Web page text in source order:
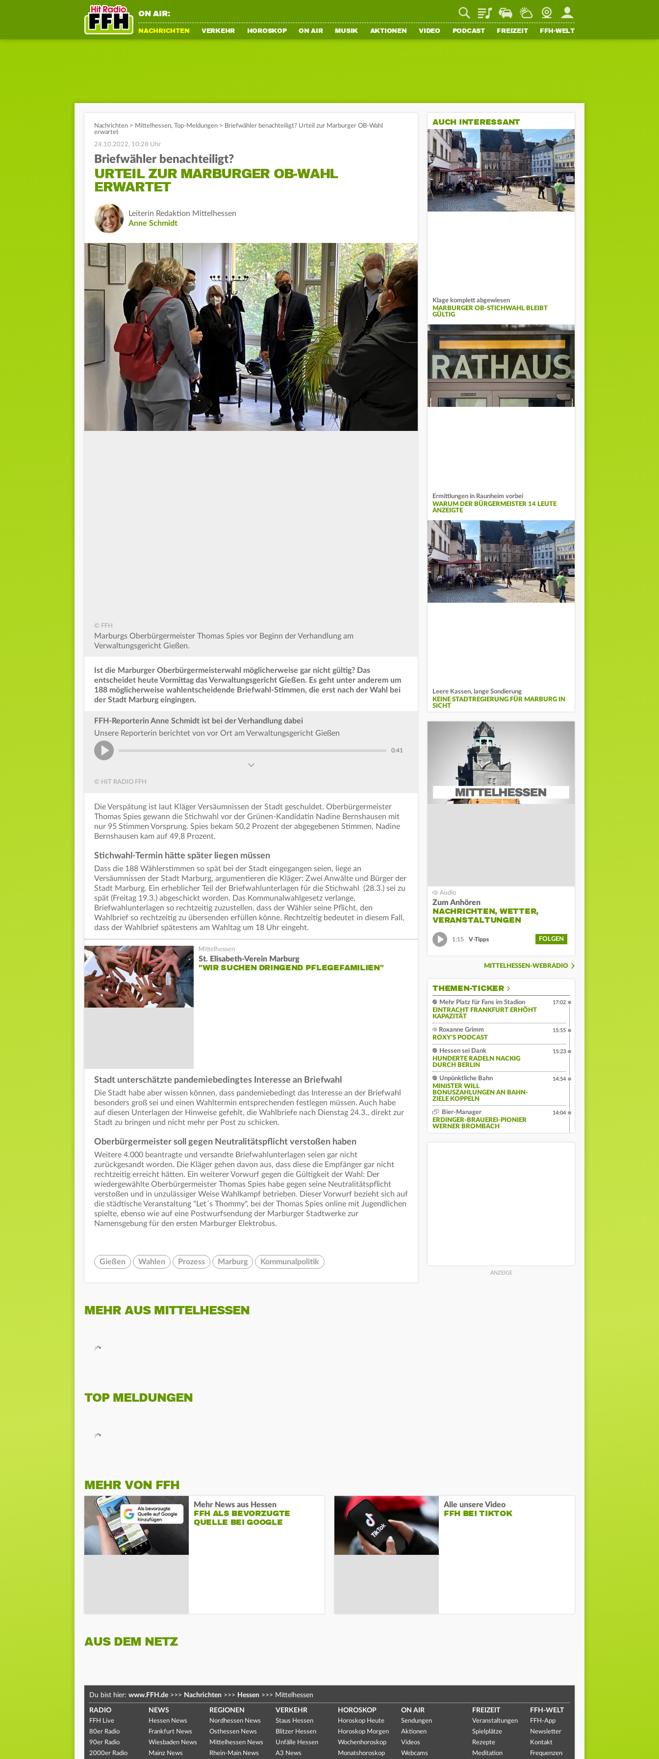
ON AIR: PlaylistStaupilotWetterWebcamMein FFH
NACHRICHTEN VERKEHR HOROSKOP ON AIR MUSIK AKTIONEN VIDEO PODCAST FREIZEIT FFH-WELT
Nachrichten > Mittelhessen, Top-Meldungen > Briefwähler benachteiligt? Urteil zur Marburger OB-Wahl
erwartet
24.10.2022, 10:28 Uhr
Briefwähler benachteiligt?
URTEIL ZUR MARBURGER OB-WAHL
ERWARTET
Leiterin Redaktion Mittelhessen
Anne Schmidt
© FFH
Marburgs Oberbürgermeister Thomas Spies vor Beginn der Verhandlung am
Verwaltungsgericht Gießen.
Ist die Marburger Oberbürgermeisterwahl möglicherweise gar nicht gültig? Das
entscheidet heute Vormittag das Verwaltungsgericht Gießen. Es geht unter anderem um
188 möglicherweise wahlentscheidende Briefwahl-Stimmen, die erst nach der Wahl bei
der Stadt Marburg eingingen.
FFH-Reporterin Anne Schmidt ist bei der Verhandlung dabei
Unsere Reporterin berichtet von vor Ort am Verwaltungsgericht Gießen
0:41
© HIT RADIO FFH
Die Verspätung ist laut Kläger Versäumnissen der Stadt geschuldet. Oberbürgermeister
Thomas Spies gewann die Stichwahl vor der Grünen-Kandidatin Nadine Bernshausen mit
nur 95 Stimmen Vorsprung. Spies bekam 50,2 Prozent der abgegebenen Stimmen, Nadine
Bernshausen kam auf 49,8 Prozent.
Stichwahl-Termin hätte später liegen müssen
Dass die 188 Wählerstimmen so spät bei der Stadt eingegangen seien, liege an
Versäumnissen der Stadt Marburg, argumentieren die Kläger: Zwei Anwälte und Bürger der
Stadt Marburg. Ein erheblicher Teil der Briefwahlunterlagen für die Stichwahl (28.3.) sei zu
spät (Freitag 19.3.) abgeschickt worden. Das Kommunalwahlgesetz verlange,
Briefwahlunterlagen so rechtzeitig zuzustellen, dass der Wähler seine Pflicht, den
Wahlbrief so rechtzeitig zu übersenden erfüllen könne. Rechtzeitig bedeutet in diesem Fall,
dass der Wahlbrief spätestens am Wahltag um 18 Uhr eingeht.
St. Elisabeth-Verein Marburg
"WIR SUCHEN DRINGEND PFLEGEFAMILIEN"
Stadt unterschätzte pandemiebedingtes Interesse an Briefwahl
Die Stadt habe aber wissen können, dass pandemiebedingt das Interesse an der Briefwahl
besonders groß sei und einen Wahltermin entsprechenden festlegen müssen. Auch habe
auf diesen Unterlagen der Hinweise gefehlt, die Wahlbriefe nach Dienstag 24.3., direkt zur
Stadt zu bringen und nicht mehr per Post zu schicken.
Oberbürgermeister soll gegen Neutralitätspflicht verstoßen haben
Weitere 4.000 beantragte und versandte Briefwahlunterlagen seien gar nicht
zurückgesandt worden. Die Kläger gehen davon aus, dass diese die Empfänger gar nicht
rechtzeitig erreicht hätten. Ein weiterer Vorwurf gegen die Gültigkeit der Wahl: Der
wiedergewählte Oberbürgermeister Thomas Spies habe gegen seine Neutralitätspflicht
verstoßen und in unzulässiger Weise Wahlkampf betrieben. Dieser Vorwurf bezieht sich auf
die städtische Veranstaltung "Let´s Thommy", bei der Thomas Spies online mit Jugendlichen
spielte, ebenso wie auf eine Postwurfsendung der Marburger Stadtwerke zur
Namensgebung für den ersten Marburger Elektrobus.
Gießen Wahlen Prozess Marburg Kommunalpolitik
AUCH INTERESSANT
Klage komplett abgewiesen
MARBURGER OB-STICHWAHL BLEIBT
GÜLTIG
Ermittlungen in Raunheim vorbei
WARUM DER BÜRGERMEISTER 14 LEUTE
ANZEIGTE
Leere Kassen, lange Sondierung
KEINE STADTREGIERUNG FÜR MARBURG IN
SICHT
Zum Anhören
NACHRICHTEN, WETTER,
VERANSTALTUNGEN
1:15 V-Tipps FOLGEN
MITTELHESSEN-WEBRADIO
THEMEN-TICKER
Mehr Platz für Fans im Stadion
EINTRACHT FRANKFURT ERHÖHT
KAPAZITÄT
17:02
Roxanne Grimm
ROXY'S PODCAST
15:55
Hessen sei Dank
HUNDERTE RADELN NACKIG
DURCH BERLIN
15:23
Unpünktliche Bahn
MINISTER WILL
BONUSZAHLUNGEN AN BAHN-
ZIELE KOPPELN
14:54
Bier-Manager
ERDINGER-BRAUEREI-PIONIER
WERNER BROMBACH
14:04
MEHR AUS MITTELHESSEN
TOP MELDUNGEN
MEHR VON FFH
Mehr News aus Hessen
FFH ALS BEVORZUGTE
QUELLE BEI GOOGLE
Alle unsere Video
FFH BEI TIKTOK
AUS DEM NETZ
Du bist hier: www.FFH.de >>> Nachrichten >>> Hessen >>> Mittelhessen
RADIO
FFH Live
80er Radio
90er Radio
2000er Radio
NEWS
Hessen News
Frankfurt News
Wiesbaden News
Mainz News
REGIONEN
Nordhessen News
Osthessen News
Mittelhessen News
Rhein-Main News
VERKEHR
Staus Hessen
Blitzer Hessen
Unfälle Hessen
A3 News
HOROSKOP
Horoskop Heute
Horoskop Morgen
Wochenhoroskop
Monatshoroskop
ON AIR
Sendungen
Aktionen
Videos
Webcams
FREIZEIT
Veranstaltungen
Spielplätze
Rezepte
Meditation
FFH-WELT
FFH-App
Newsletter
Kontakt
Frequenzen